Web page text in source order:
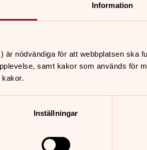
Information
är nödvändiga för att webbplatsen ska
samt kakor som används för
Inställningar